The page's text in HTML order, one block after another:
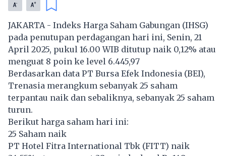
A- A+
JAKARTA - Indeks Harga Saham Gabungan (IHSG)
pada penutupan perdagangan hari ini, Senin, 21
April 2025, pukul 16.00 WIB ditutup naik 0,12% atau
menguat 8 poin ke level 6.445,97
Berdasarkan data PT Bursa Efek Indonesia (BEI),
Trenasia merangkum sebanyak 25 saham
terpantau naik dan sebaliknya, sebanyak 25 saham
turun.
Berikut harga saham hari ini:
25 Saham naik
PT Hotel Fitra International Tbk (FITT) naik